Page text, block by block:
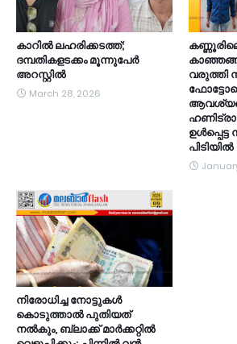
കാറിൽ ലഹരിക്കടത്ത്;
ദമ്പതികളടക്കം മൂന്നുപേർ
അറസ്റ്റിൽ
March 28, 2026
വരുത്തി
പിടിയിൽ
നിരോധിച്ച നോട്ടുകൾ
കൊടുത്താൽ പുതിയത്
നൽകും, ബ്ലാക്ക് മാർക്കറ്റിൽ